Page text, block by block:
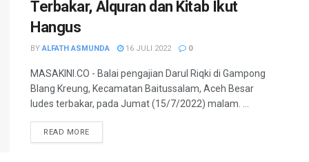
Terbakar, Alquran dan Kitab Ikut
Hangus
BY ALFATH ASMUNDA 16 JULI 2022 0
MASAKINI.CO - Balai pengajian Darul Riqki di Gampong
Blang Kreung, Kecamatan Baitussalam, Aceh Besar
ludes terbakar, pada Jumat (15/7/2022) malam. ...
READ MORE